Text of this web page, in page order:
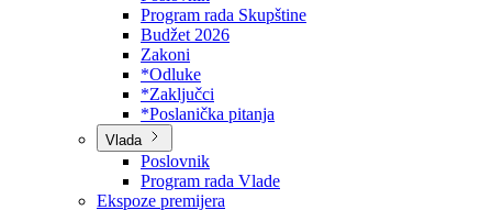
Skupština
Poslovnik
Program rada Skupštine
Budžet 2026
Zakoni
*Odluke
*Zaključci
*Poslanička pitanja
Vlada